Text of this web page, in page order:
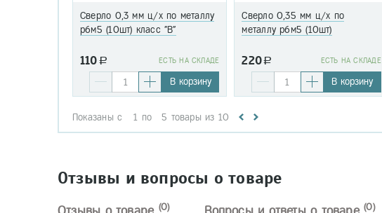
Сверло 0,3 мм ц/х по металлу
р6м5 (10шт) класс "В"
110 a EСТЬ НА СКЛАДЕ
В корзину
Сверло 0,35 мм ц/х по
металлу р6м5 (10шт)
220a EСТЬ НА СКЛАДЕ
В корзину
Показаны с 1 по 5 товары из 10
Отзывы и вопросы о товаре
(0) (0)